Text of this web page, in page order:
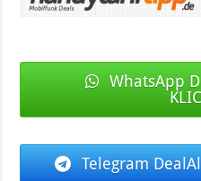
WhatsApp
Telegram